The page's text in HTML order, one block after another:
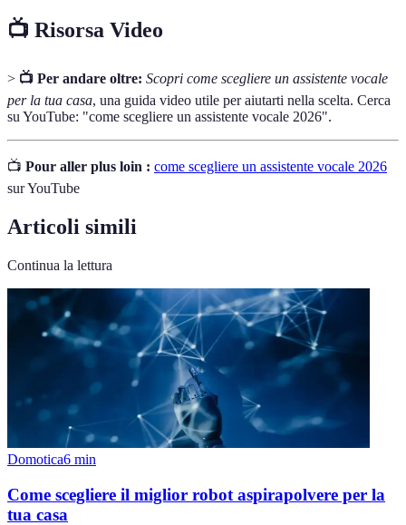
📺 Risorsa Video
> 📺 Per andare oltre: Scopri come scegliere un assistente vocale
per la tua casa, una guida video utile per aiutarti nella scelta. Cerca
su YouTube: "come scegliere un assistente vocale 2026".
📺 Pour aller plus loin : come scegliere un assistente vocale 2026
sur YouTube
Articoli simili
Continua la lettura
Domotica6 min
Come scegliere il miglior robot aspirapolvere per la
tua casa